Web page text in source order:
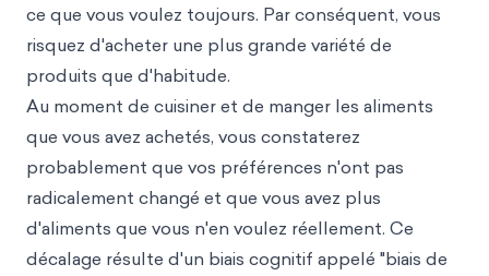
ce que vous voulez toujours. Par conséquent, vous
risquez d'acheter une plus grande variété de
produits que d'habitude.
Au moment de cuisiner et de manger les aliments
que vous avez achetés, vous constaterez
probablement que vos préférences n'ont pas
radicalement changé et que vous avez plus
d'aliments que vous n'en voulez réellement. Ce
décalage résulte d'un biais cognitif appelé "biais de